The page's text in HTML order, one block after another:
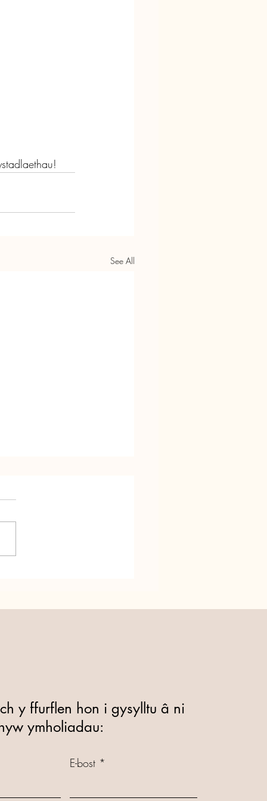
See All
y ffurflen hon i gysylltu â ni
ymholiadau:
E-bost